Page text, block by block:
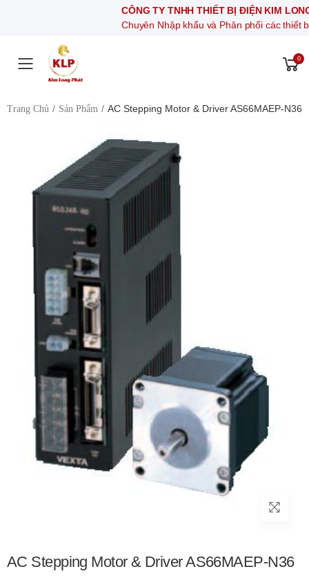
CÔNG TY TNHH THIẾT BỊ ĐIỆN KIM LONG PHÁT
Chuyên Nhập khẩu và Phân phối các thiết bị khí
Toggle mobile menu
0
Trang Chủ Sản Phẩm AC Stepping Motor & Driver AS66MAEP-N36
AC Stepping Motor & Driver AS66MAEP-N36